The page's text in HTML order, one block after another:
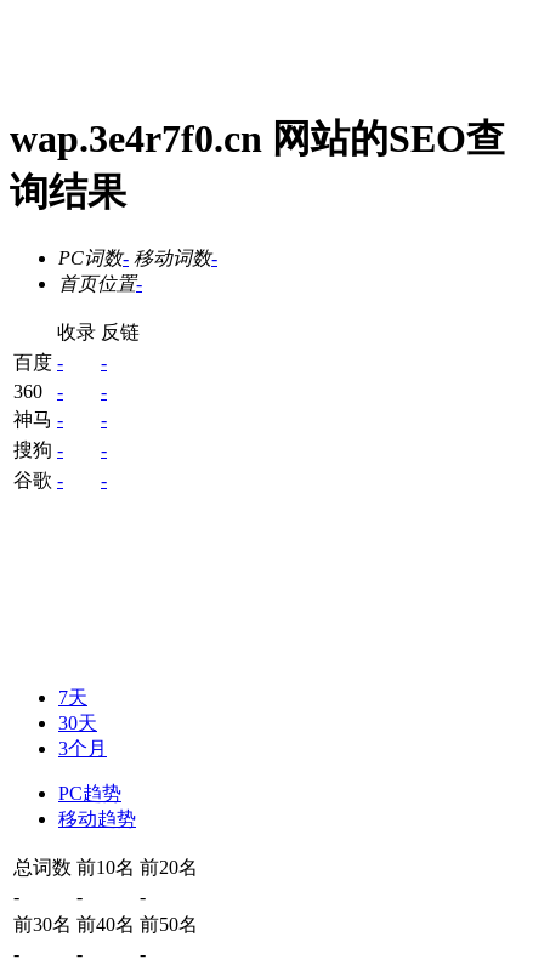
wap.3e4r7f0.cn 网站的SEO查
询结果
PC词数- 移动词数-
首页位置-
收录 反链
百度 -
-
360
-
-
神马 -
-
搜狗 -
-
谷歌 - -
7天
30天
3个月
PC趋势
移动趋势
总词数 前10名 前20名
-
-
-
前30名 前40名 前50名
-
-
-